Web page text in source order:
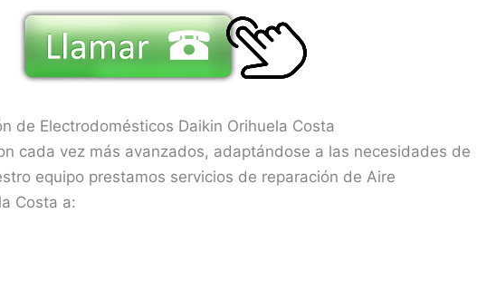
de Electrodomésticos Daikin Orihuela Costa
cada vez más avanzados, adaptándose a las necesidades de
equipo prestamos servicios de reparación de Aire
Costa a: